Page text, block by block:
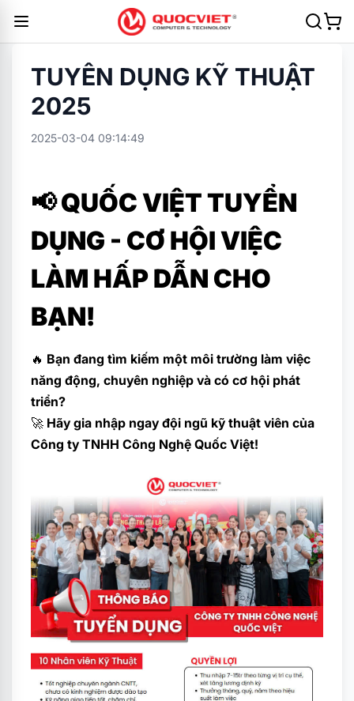
TUYÊN DỤNG KỸ THUẬT
2025
2025-03-04 09:14:49
📢 QUỐC VIỆT TUYỂN
DỤNG - CƠ HỘI VIỆC
LÀM HẤP DẪN CHO
BẠN!
🔥 Bạn đang tìm kiếm một môi trường làm việc
năng động, chuyên nghiệp và có cơ hội phát
triển?
🚀 Hãy gia nhập ngay đội ngũ kỹ thuật viên của
Công ty TNHH Công Nghệ Quốc Việt!